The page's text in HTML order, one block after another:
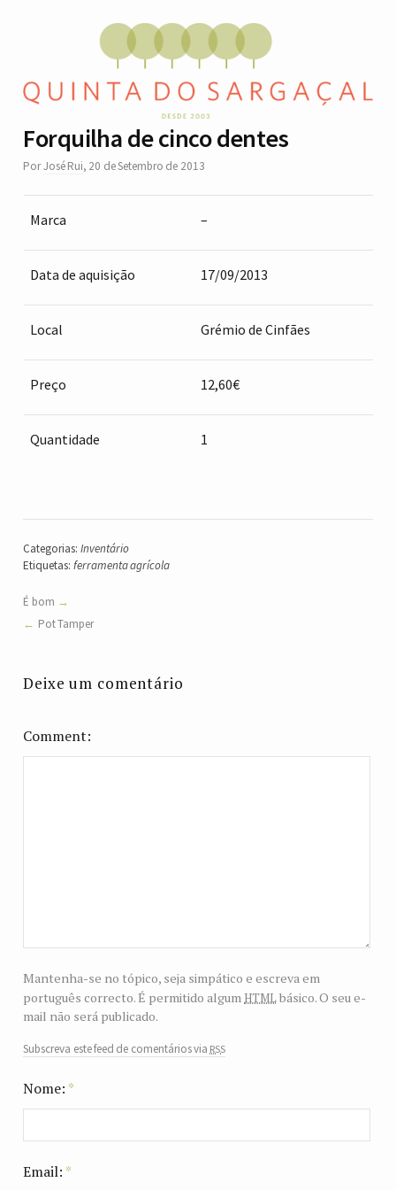
Forquilha de cinco dentes
PorJosé Rui, 20 de Setembro de 2013
Marca –
Data de aquisição 17/09/2013
Local Grémio de Cinfães
Preço 12,60€
Quantidade 1
Categorias: Inventário
Etiquetas: ferramenta agrícola
É bom
Pot Tamper
Deixe um comentário
Comment
Mantenha-se no tópico, seja simpático e escreva em
português correcto. É permitido algum htmlbásico. O seu e-
mail não será publicado.
Subscreva este feed de comentários via rss
Nome: *
Email: *